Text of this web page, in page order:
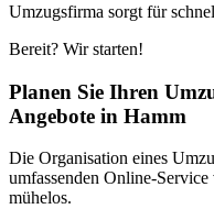
Umzugsfirma sorgt für
Bereit? Wir starten!
Planen Sie Ihren
Angebote in Hamm
Die Organisation eines
umfassenden Online-
mühelos.